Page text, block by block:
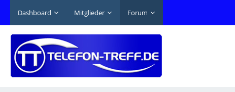
Dashboard Mitglieder Forum